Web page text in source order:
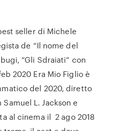
seller di Michele
de “Il nome del
“Gli Sdraiati” con
2020 Era Mio Figlio è
del 2020, diretto
L. Jackson e
al cinema il 2 ago 2018